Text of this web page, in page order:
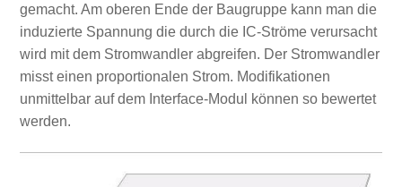
gemacht. Am oberen Ende der Baugruppe kann man die
induzierte Spannung die durch die IC-Ströme verursacht
wird mit dem Stromwandler abgreifen. Der Stromwandler
misst einen proportionalen Strom. Modifikationen
unmittelbar auf dem Interface-Modul können so bewertet
werden.